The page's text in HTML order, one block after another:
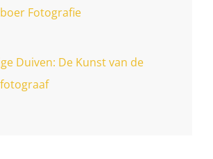
Fotografie
Duiven: De Kunst van de